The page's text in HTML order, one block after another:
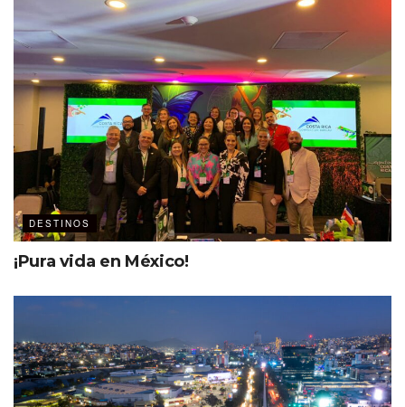
DESTINOS
¡Pura vida en México!